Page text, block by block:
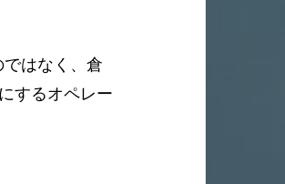
はなく、倉
するオペレー